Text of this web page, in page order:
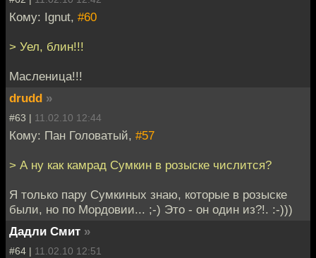
Кому: Ignut, #60
> Уел, блин!!!
Масленица!!!
drudd »
#63 | 11.02.10 12:44
Кому: Пан Головатый, #57
> А ну как камрад Сумкин в розыске числится?
Я только пару Сумкиных знаю, которые в розыске
были, но по Мордовии... ;-) Это - он один из?!. :-)))
Дадли Смит »
#64 | 11.02.10 12:51